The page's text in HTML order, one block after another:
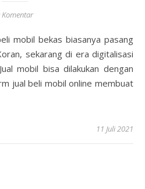
Komentar
sekarang di era digitalisasi
mobil bisa dilakukan dengan
jual beli mobil online membuat
11 Juli 2021